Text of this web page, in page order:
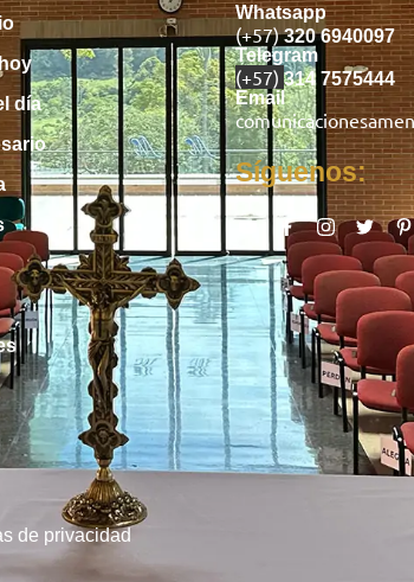
día
Whatsapp
(+57)320 6940097
Telegram
(+57)314 7575444
Email
Síguenos:
de privacidad